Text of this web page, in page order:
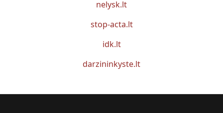
nelysk.lt
stop-acta.lt
idk.lt
darzininkyste.lt